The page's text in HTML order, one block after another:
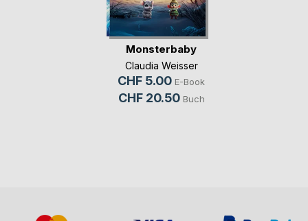
Monsterbaby
Claudia Weisser
CHF 5.00 E-Book
CHF 20.50 Buch